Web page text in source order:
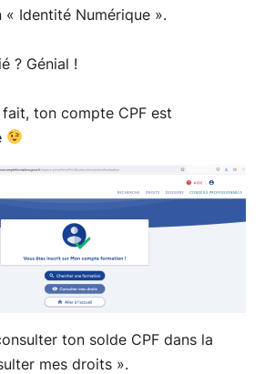
Identité Numérique ».
? Génial !
fait, ton compte CPF est
ton solde CPF dans la
mes droits ».